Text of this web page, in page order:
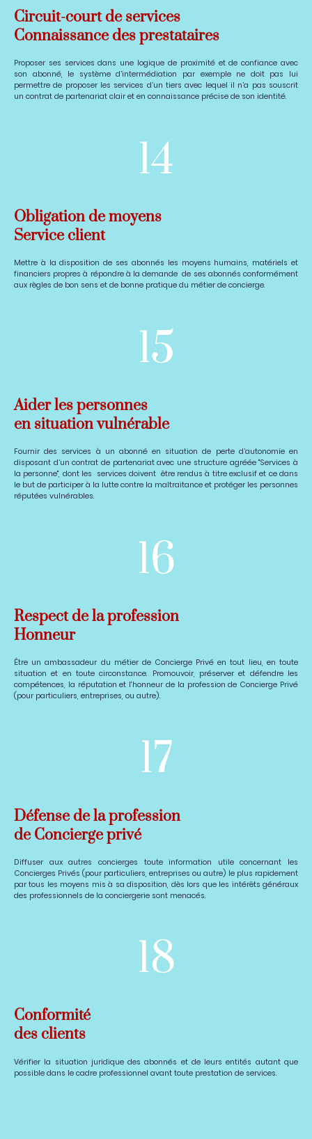
Circuit-court de services
Connaissance des prestataires
Proposer ses services dans une logique de proximité et de confiance avec
son abonné, le système d’intermédiation par exemple ne doit pas lui
permettre de proposer les services d’un tiers avec lequel il n’a pas souscrit
un contrat de partenariat clair et en connaissance précise de son identité.
14
Obligation de moyens
Service client
Mettre à la disposition de ses abonnés les moyens humains, matériels et
financiers propres à répondre à la demande de ses abonnés conformément
aux règles de bon sens et de bonne pratique du métier de concierge.
15
Aider les personnes
en situation vulnérable
Fournir des services à un abonné en situation de perte d’autonomie en
disposant d’un contrat de partenariat avec une structure agréée "Services à
la personne", dont les services doivent être rendus à titre exclusif et ce dans
le but de participer à la lutte contre la maltraitance et protéger les personnes
réputées vulnérables.
16
Respect de la profession
Honneur
Être un ambassadeur du métier de Concierge Privé en tout lieu, en toute
situation et en toute circonstance. Promouvoir, préserver et défendre les
compétences, la réputation et l'honneur de la profession de Concierge Privé
(pour particuliers, entreprises, ou autre).
17
Défense de la profession
de Concierge privé
Diffuser aux autres concierges toute information utile concernant les
Concierges Privés (pour particuliers, entreprises ou autre) le plus rapidement
par tous les moyens mis à sa disposition, dès lors que les intérêts généraux
des professionnels de la conciergerie sont menacés.
18
Conformité
des clients
Vérifier la situation juridique des abonnés et de leurs entités autant que
possible dans le cadre professionnel avant toute prestation de services.